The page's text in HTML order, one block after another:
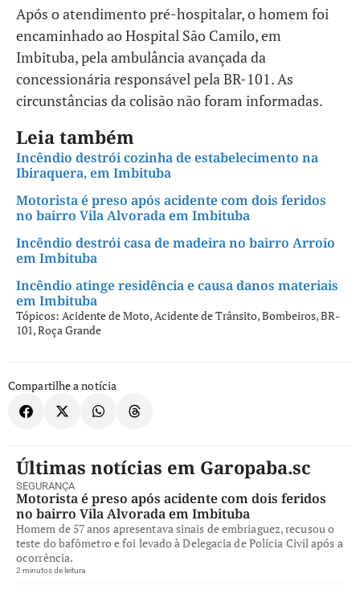
Após o atendimento pré-hospitalar, o homem foi
encaminhado ao Hospital São Camilo, em
Imbituba, pela ambulância avançada da
concessionária responsável pela BR-101. As
circunstâncias da colisão não foram informadas.
Leia também
Incêndio destrói cozinha de estabelecimento na
Ibiraquera, em Imbituba
Motorista é preso após acidente com dois feridos
no bairro Vila Alvorada em Imbituba
Incêndio destrói casa de madeira no bairro Arroio
em Imbituba
Incêndio atinge residência e causa danos materiais
em Imbituba
Tópicos: Acidente de Moto, Acidente de Trânsito,Bombeiros,BR-
101,Roça Grande
Compartilhe a notícia
Últimas notícias em Garopaba.sc
SEGURANÇA
Motorista é preso após acidente com dois feridos
no bairro Vila Alvorada em Imbituba
Homem de 57 anos apresentava sinais de embriaguez, recusou o
teste do bafômetro e foi levado à Delegacia de Polícia Civil após a
ocorrência.
2 minutos de leitura